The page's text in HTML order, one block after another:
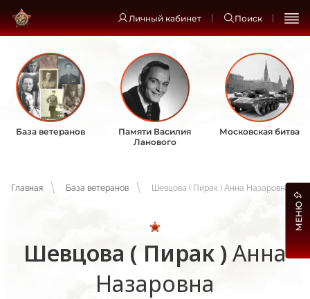
Личный кабинет Поиск
База ветеранов
Памяти Василия
Ланового
Московская битва
Главная База ветеранов Шевцова ( Пирак ) Анна Назаровна
Шевцова ( Пирак )Анна
Назаровна
МЕНЮ